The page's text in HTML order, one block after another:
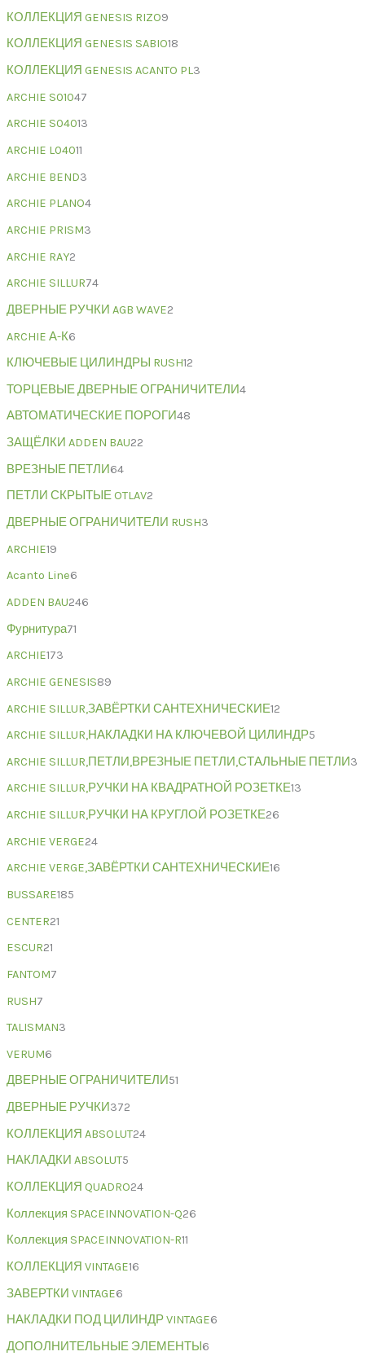
КОЛЛЕКЦИЯ GENESIS RIZO9
КОЛЛЕКЦИЯ GENESIS SABIO18
КОЛЛЕКЦИЯ GENESIS ACANTO PL3
ARCHIE S01047
ARCHIE S04013
ARCHIE L04011
ARCHIE BEND3
ARCHIE PLANO4
ARCHIE PRISM3
ARCHIE RAY2
ARCHIE SILLUR74
ДВЕРНЫЕ РУЧКИ AGB WAVE2
ARCHIE А-К6
КЛЮЧЕВЫЕ ЦИЛИНДРЫ RUSH12
ТОРЦЕВЫЕ ДВЕРНЫЕ ОГРАНИЧИТЕЛИ4
АВТОМАТИЧЕСКИЕ ПОРОГИ48
ЗАЩЁЛКИ ADDEN BAU22
ВРЕЗНЫЕ ПЕТЛИ64
ПЕТЛИ СКРЫТЫЕ OTLAV2
ДВЕРНЫЕ ОГРАНИЧИТЕЛИ RUSH3
ARCHIE19
Acanto Line6
ADDEN BAU246
Фурнитура71
ARCHIE173
ARCHIE GENESIS89
ARCHIE SILLUR,ЗАВЁРТКИ САНТЕХНИЧЕСКИЕ12
ARCHIE SILLUR,НАКЛАДКИ НА КЛЮЧЕВОЙ ЦИЛИНДР5
ARCHIE SILLUR,ПЕТЛИ,ВРЕЗНЫЕ ПЕТЛИ,СТАЛЬНЫЕ ПЕТЛИ3
ARCHIE SILLUR,РУЧКИ НА КВАДРАТНОЙ РОЗЕТКЕ13
ARCHIE SILLUR,РУЧКИ НА КРУГЛОЙ РОЗЕТКЕ26
ARCHIE VERGE24
ARCHIE VERGE,ЗАВЁРТКИ САНТЕХНИЧЕСКИЕ16
BUSSARE185
CENTER21
ESCUR21
FANTOM7
RUSH7
TALISMAN3
VERUM6
ДВЕРНЫЕ ОГРАНИЧИТЕЛИ51
ДВЕРНЫЕ РУЧКИ372
КОЛЛЕКЦИЯ ABSOLUT24
НАКЛАДКИ ABSOLUT5
КОЛЛЕКЦИЯ QUADRO24
Коллекция SPACEINNOVATION-Q26
Коллекция SPACEINNOVATION-R11
КОЛЛЕКЦИЯ VINTAGE16
ЗАВЕРТКИ VINTAGE6
НАКЛАДКИ ПОД ЦИЛИНДР VINTAGE6
ДОПОЛНИТЕЛЬНЫЕ ЭЛЕМЕНТЫ 6